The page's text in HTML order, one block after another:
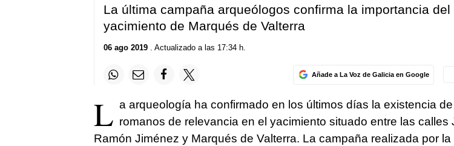
La última campaña arqueólogos confirma la importancia del
yacimiento de Marqués de Valterra
06 ago 2019. Actualizado a las 17:34 h.
Añade a La Voz de Galicia en Google
L a arqueología ha confirmado en los últimos días la existencia
romanos de relevancia en el yacimiento situado entre las calles
Ramón Jiménez y Marqués de Valterra. La campaña realizada por